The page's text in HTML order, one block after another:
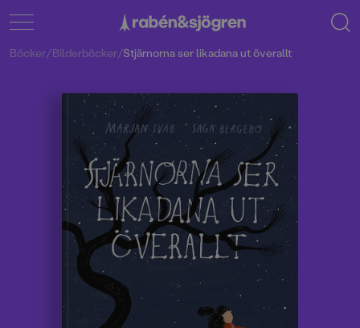
Böcker/Bilderböcker/Stjärnorna ser likadana ut överallt